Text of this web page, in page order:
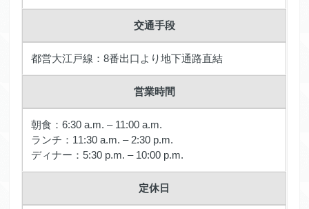
交通手段
都営大江戸線：8番出口より地下通路直結
営業時間
朝食：6:30 a.m. – 11:00 a.m.
ランチ：11:30 a.m. – 2:30 p.m.
ディナー：5:30 p.m. – 10:00 p.m.
定休日